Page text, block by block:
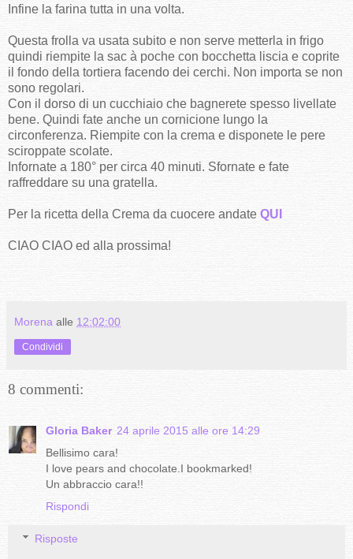
Infine la farina tutta in una volta.
Questa frolla va usata subito e non serve metterla in frigo
quindi riempite la sac à poche con bocchetta liscia e coprite
il fondo della tortiera facendo dei cerchi. Non importa se non
sono regolari.
Con il dorso di un cucchiaio che bagnerete spesso livellate
bene. Quindi fate anche un cornicione lungo la
circonferenza. Riempite con la crema e disponete le pere
sciroppate scolate.
Infornate a 180° per circa 40 minuti. Sfornate e fate
raffreddare su una gratella.
Per la ricetta della Crema da cuocere andate QUI
CIAO CIAO ed alla prossima!
Morena alle 12:02:00
Condividi
8 commenti:
Gloria Baker 24 aprile 2015 alle ore 14:29
Bellisimo cara!
I love pears and chocolate.I bookmarked!
Un abbraccio cara!!
Rispondi
Risposte